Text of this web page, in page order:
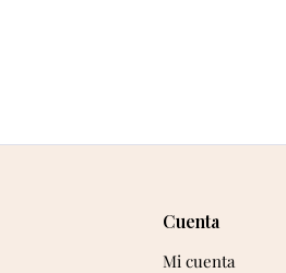
Cuenta
Mi cuenta